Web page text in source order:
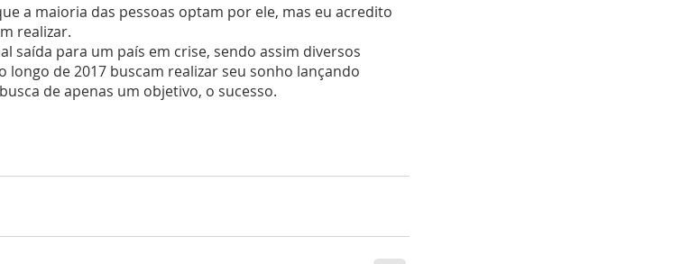
a maioria das pessoas optam por ele, mas eu acredito
realizar.
saída para um país em crise, sendo assim diversos
de 2017 buscam realizar seu sonho lançando
de apenas um objetivo, o sucesso.